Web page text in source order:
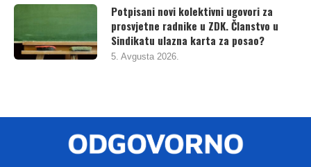
Potpisani novi kolektivni ugovori za
prosvjetne radnike u ZDK. Članstvo u
Sindikatu ulazna karta za posao?
5. Avgusta 2026.